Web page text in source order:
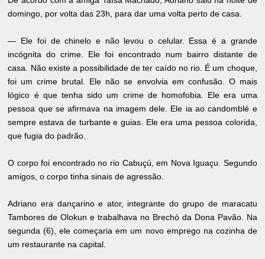
domingo, por volta das 23h, para dar uma volta perto de casa.
— Ele foi de chinelo e não levou o celular. Essa é a grande
incógnita do crime. Ele foi encontrado num bairro distante de
casa. Não existe a possibilidade de ter caído no rio. É um choque,
foi um crime brutal. Ele não se envolvia em confusão. O mais
lógico é que tenha sido um crime de homofobia. Ele era uma
pessoa que se afirmava na imagem dele. Ele ia ao candomblé e
sempre estava de turbante e guias. Ele era uma pessoa colorida,
que fugia do padrão.
O corpo foi encontrado no rio Cabuçú, em Nova Iguaçu. Segundo
amigos, o corpo tinha sinais de agressão.
Adriano era dançarino e ator, integrante do grupo de maracatu
Tambores de Olokun e trabalhava no Brechó da Dona Pavão. Na
segunda (6), ele começaria em um novo emprego na cozinha de
um restaurante na capital.